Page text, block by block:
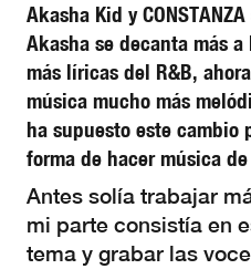
Akasha Kid y
Akasha se decanta más
más líricas del R&B,
música mucho más
ha supuesto este cambio
forma de hacer música
Antes solía trabajar
mi parte consistía en
tema y grabar las